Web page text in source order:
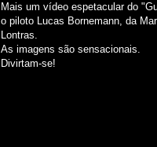
Mais um vídeo espetacular do
o piloto Lucas Bornemann, da
Lontras.
As imagens são sensacionais.
Divirtam-se!